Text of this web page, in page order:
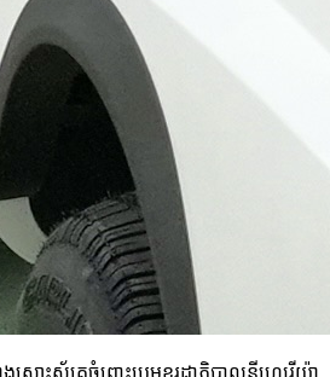
មោះស្ម័គ្រចំពោះប្រមុខរដ្ឋាភិបាលនីហ្សេរីយ៉ា